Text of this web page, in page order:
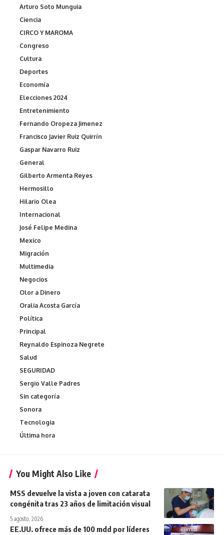
Arturo Soto Munguia
Ciencia
CIRCO Y MAROMA
Congreso
Cultura
Deportes
Economía
Elecciones 2024
Entretenimiento
Fernando Oropeza Jimenez
Francisco Javier Ruiz Quirrín
Gaspar Navarro Ruiz
General
Gilberto Armenta Reyes
Hermosillo
Hilario Olea
Internacional
José Felipe Medina
Mexico
Migración
Multimedia
Negocios
Olor a Dinero
Oralia Acosta García
Política
Principal
Reynaldo Espinoza Negrete
Salud
SEGURIDAD
Sergio Valle Padres
Sin categoría
Sonora
Tecnologia
Última hora
You Might Also Like
MSS devuelve la vista a joven con catarata
congénita tras 23 años de limitación visual
5 agosto, 2026
EE.UU. ofrece más de 100 mdd por líderes